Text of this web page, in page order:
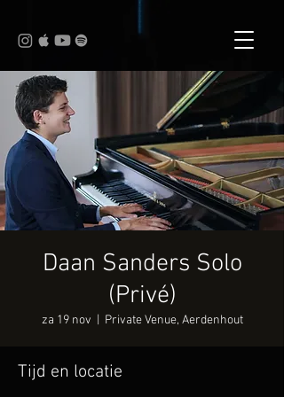
Daan Sanders Solo
(Privé)
za 19 nov Private Venue, Aerdenhout
Tijd en locatie